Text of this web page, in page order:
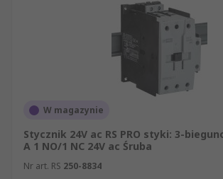
W magazynie
Stycznik 24V ac RS PRO styki: 3-
A 1 NO/1 NC 24V ac Śruba
Nr art. RS 250-8834